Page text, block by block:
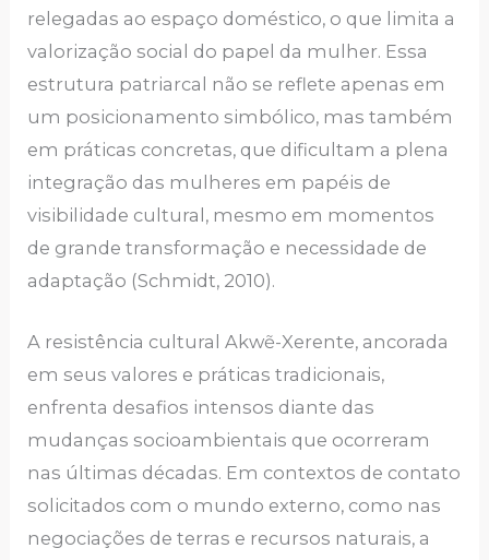
relegadas ao espaço doméstico, o que limita a
valorização social do papel da mulher. Essa
estrutura patriarcal não se reflete apenas em
um posicionamento simbólico, mas também
em práticas concretas, que dificultam a plena
integração das mulheres em papéis de
visibilidade cultural, mesmo em momentos
de grande transformação e necessidade de
adaptação (Schmidt, 2010).
A resistência cultural Akwẽ-Xerente, ancorada
em seus valores e práticas tradicionais,
enfrenta desafios intensos diante das
mudanças socioambientais que ocorreram
nas últimas décadas. Em contextos de contato
solicitados com o mundo externo, como nas
negociações de terras e recursos naturais, a